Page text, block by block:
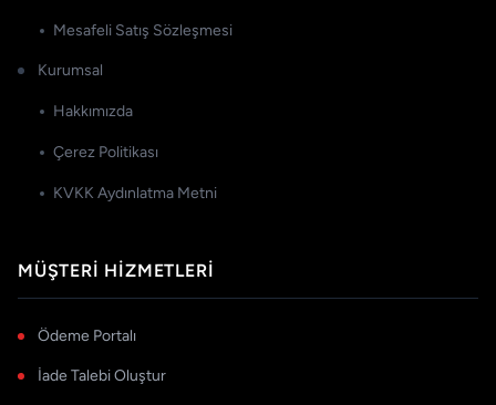
Mesafeli Satış Sözleşmesi
Kurumsal
Hakkımızda
Çerez Politikası
KVKK Aydınlatma Metni
MÜŞTERI HIZMETLERI
Ödeme Portalı
İade Talebi Oluştur